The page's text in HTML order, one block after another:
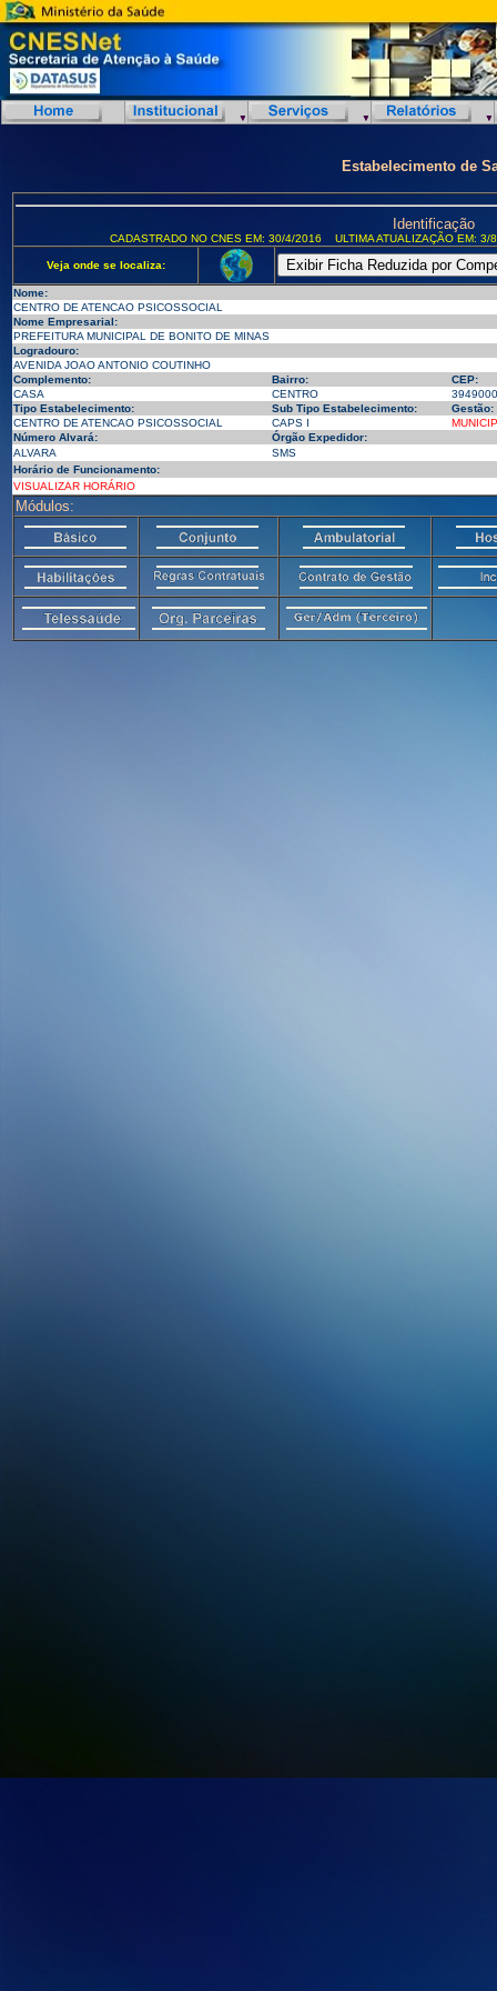
Estabelecimento de
Identificação
CADASTRADO NO CNES EM: 30/4/2016 ULTIMA ATUALIZAÇÃO EM:
Veja onde se localiza:
Nome:
CENTRO DE ATENCAO PSICOSSOCIAL
Nome Empresarial:
PREFEITURA MUNICIPAL DE BONITO DE MINAS
Logradouro:
AVENIDA JOAO ANTONIO COUTINHO
Complemento:
Bairro:
CEP:
CASA
CENTRO
Tipo Estabelecimento:
Sub Tipo Estabelecimento:
Gestão:
CENTRO DE ATENCAO PSICOSSOCIAL
CAPS I
Número Alvará:
Órgão Expedidor:
ALVARA
SMS
Horário de Funcionamento:
VISUALIZAR HORÁRIO
Módulos: